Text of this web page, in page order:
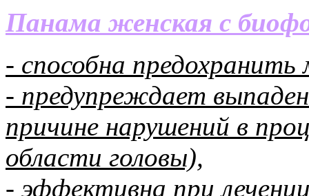
Панама женская c
- способна
- предупреждает
причине нарушений в
области головы),
- эффективна при